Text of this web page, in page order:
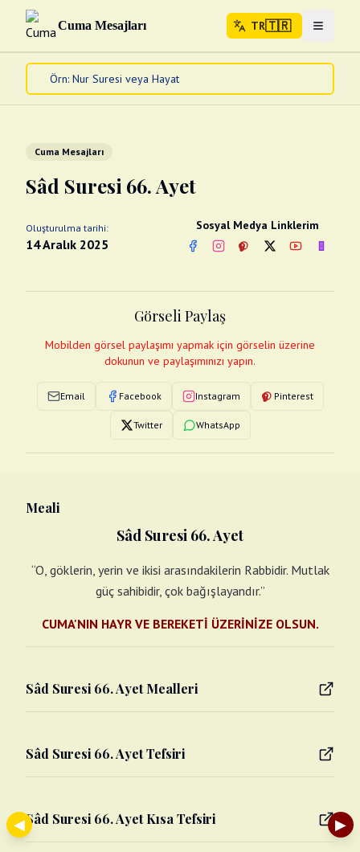
Cuma Mesajları TR🇹🇷 Menuyu
Ana Sayfa
Diğer
Abdest Videoları
Fotograflar
Cuma Mesajları
Sâd Suresi 66. Ayet
Oluşturulma tarihi:
14 Aralık 2025
Sosyal Medya Linklerim
FacebookInstagram
PinterestTwitterYouTube
Görseli Paylaş
Mobilden görsel paylaşımı yapmak için görselin üzerine
dokunun ve paylaşımınızı yapın.
Email Facebook Instagram Pinterest
Twitter WhatsApp
Meali
Sâd Suresi 66. Ayet
“O, göklerin, yerin ve ikisi arasındakilerin Rabbidir. Mutlak
güç sahibidir, çok bağışlayandır.”
CUMA'NIN HAYR VE BEREKETİ ÜZERİNİZE OLSUN.
Sâd Suresi 66. Ayet Mealleri
Sâd Suresi 66. Ayet Tefsiri
Sâd Suresi 66. Ayet Kısa Tefsiri
◀ ▶